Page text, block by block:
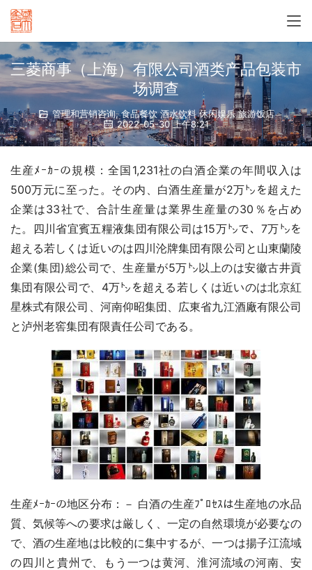
三菱商事（上海）有限公司酒类产品包装市
场调查
管理和营销咨询,食品餐饮 酒水饮料 休闲娱乐 旅游饭店
2022-05-30 上午8:21
生産ﾒｰｶｰの規模：全国1,231社の白酒企業の年間収入は
500万元に至った。その内、白酒生産量が2万㌧を超えた
企業は33社で、合計生産量は業界生産量の30％を占め
た。四川省宜賓五糧液集団有限公司は15万㌧で、7万㌧を
超える若しくは近いのは四川沦牌集団有限公司と山東蘭陵
企業(集団)総公司で、生産量が5万㌧以上のは安徽古井貢
集団有限公司で、4万㌧を超える若しくは近いのは北京紅
星株式有限公司、河南仰昭集団、広東省九江酒廠有限公司
と泸州老窖集団有限責任公司である。
生産ﾒｰｶｰの地区分布：－ 白酒の生産ﾌﾟﾛｾｽは生産地の水品
質、気候等への要求は厳しく、一定の自然環境が必要なの
で、酒の生産地は比較的に集中するが、一つは揚子江流域
の四川と貴州で、もう一つは黄河、淮河流域の河南、安